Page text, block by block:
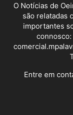
O Notícias de
são relatadas
importantes
connosco:
Entre em